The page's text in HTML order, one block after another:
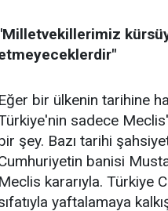
Eğer bir ülkenin tarihine
sadece
şey. Bazı tarihi
banisi
Meclis kararıyla. Türkiye
yaftalamaya